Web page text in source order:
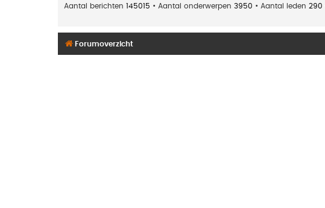
Aantal berichten 145015 • Aantal onderwerpen 3950 • Aantal leden 290
Forumoverzicht